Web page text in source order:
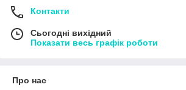
Контакти
Сьогодні вихідний
Показати весь графік роботи
Про нас